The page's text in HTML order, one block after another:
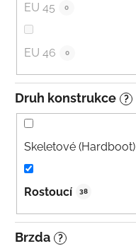
EU 45 0
EU 46 0
Druh konstrukce ?
Skeletové (Hardboot)
Rostoucí 38
Brzda ?